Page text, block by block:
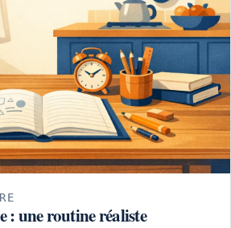
: une routine réaliste